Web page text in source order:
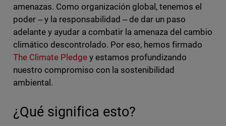
amenazas. Como organización global, tenemos el
poder ‒ y la responsabilidad ‒ de dar un paso
adelante y ayudar a combatir la amenaza del cambio
climático descontrolado. Por eso, hemos firmado
The Climate Pledgey estamos profundizando
nuestro compromiso con la sostenibilidad
ambiental.
¿Qué significa esto?